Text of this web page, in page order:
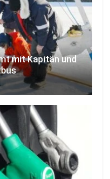
mit Kapitän und